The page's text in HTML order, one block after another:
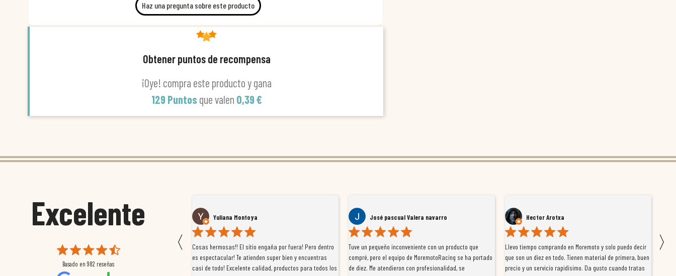
Haz una pregunta sobre este producto
Obtener puntos de recompensa
¡Oye! compra este producto y gana
129 Puntos que valen 0,39 €
Excelente
Basado en 982 reseñas
〈
Susana García Luis
Magnífica atención al cliente. Tuvimos un pequeño
retraso en el pedido y desde el minuto uno se
preocuparon por ayudarnos en todo. Gracias a Sergio,
Yuliana Montoya
Cosas hermosas!! El sitio engaña por fuera! Pero dentro
es espectacular! Te atienden super bien y encuentras
casi de todo! Excelente calidad, productos para todos los
José pascual Valera navarro
Tuve un pequeño inconveniente con un producto que
compré, pero el equipo de MoremotoRacing se ha portado
de diez. Me atendieron con profesionalidad, se
Hector Arotxa
Llevo tiempo comprando en Moremoto y solo puedo decir
que son un diez en todo. Tienen material de primera, buen
precio y un servicio rapidísimo. Da gusto cuando tratas
〉